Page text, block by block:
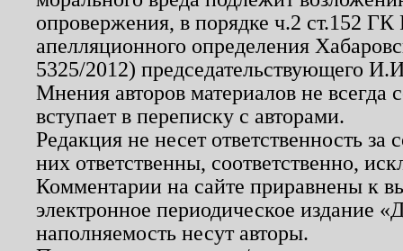
опровержения, в порядке ч.2 ст.152
апелляционного определения
5325/2012) председательствующего
Мнения авторов материалов не
вступает в переписку с авторами.
Редакция не несет ответственность
них ответственны, соответственно,
Комментарии на сайте приравнены к
электронное периодическое издание
наполняемость несут авторы.